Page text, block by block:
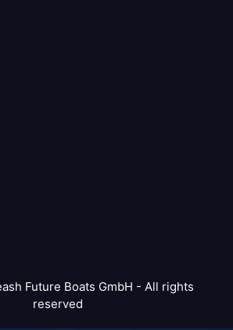
Future Boats GmbH - All rights
reserved